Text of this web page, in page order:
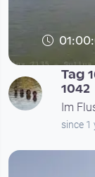
Tag
1042
Im
since 1